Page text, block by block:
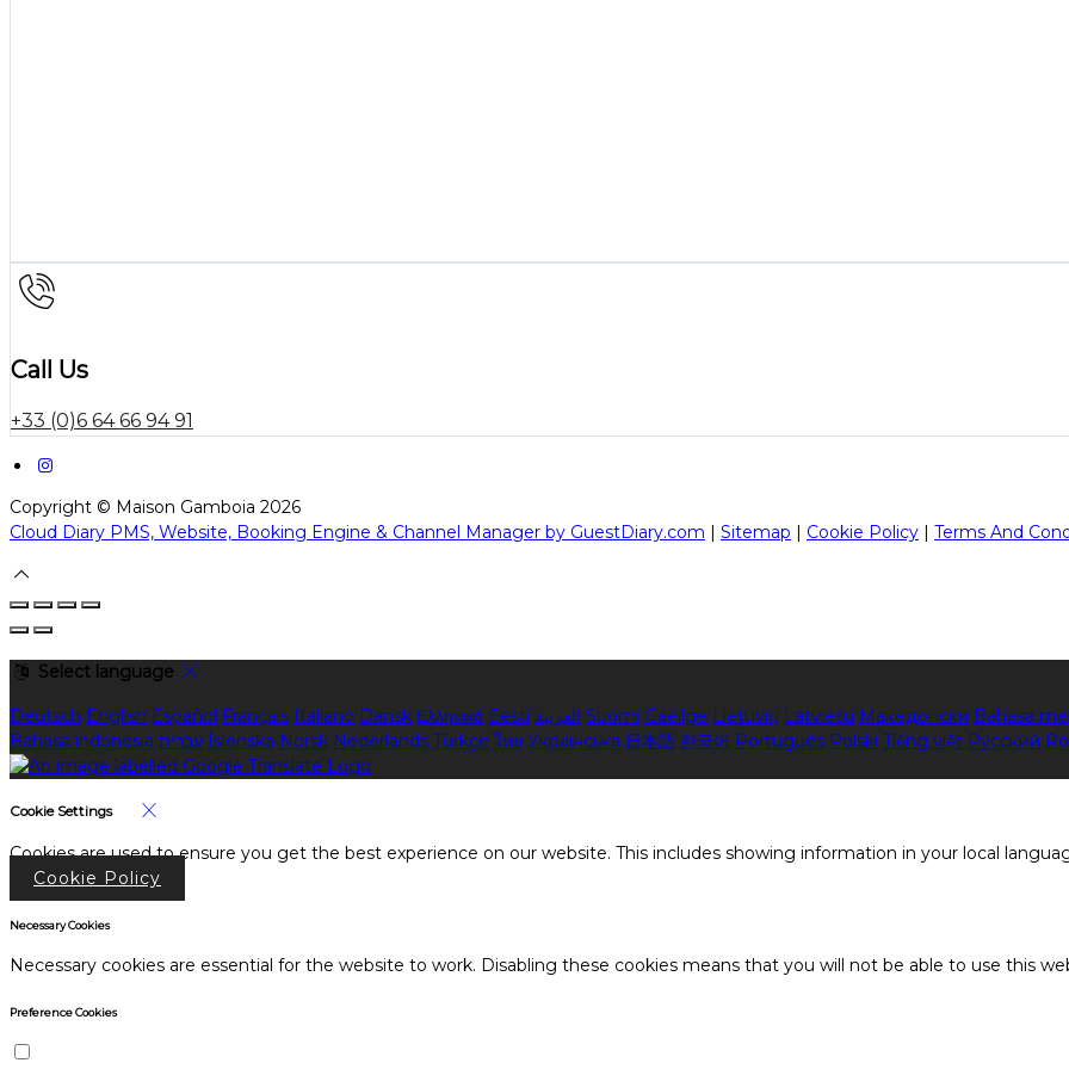
Call Us
+33 (0)6 64 66 94 91
Copyright © Maison Gamboia 2026
Cloud Diary PMS, Website, Booking Engine & Channel Manager by GuestDiary.com | Sitemap | Cookie Policy | Terms And
Select language
Deutsch English Español Français Italiano Dansk Ελληνικά Eesti العربية Suomi Gaeilge Lietuvių Latviešu Македонски Bahasa
Bahasa indonesia עברית Íslenska Norsk Nederlands Türkçe ไทย Українська 日本語 한국어 Português Polski Tiếng việt Русский
Cookie Settings
Cookies are used to ensure you get the best experience on our website. This includes showing information in your local
Cookie Policy
Necessary Cookies
Necessary cookies are essential for the website to work. Disabling these cookies means that you will not be able to use this
Preference Cookies